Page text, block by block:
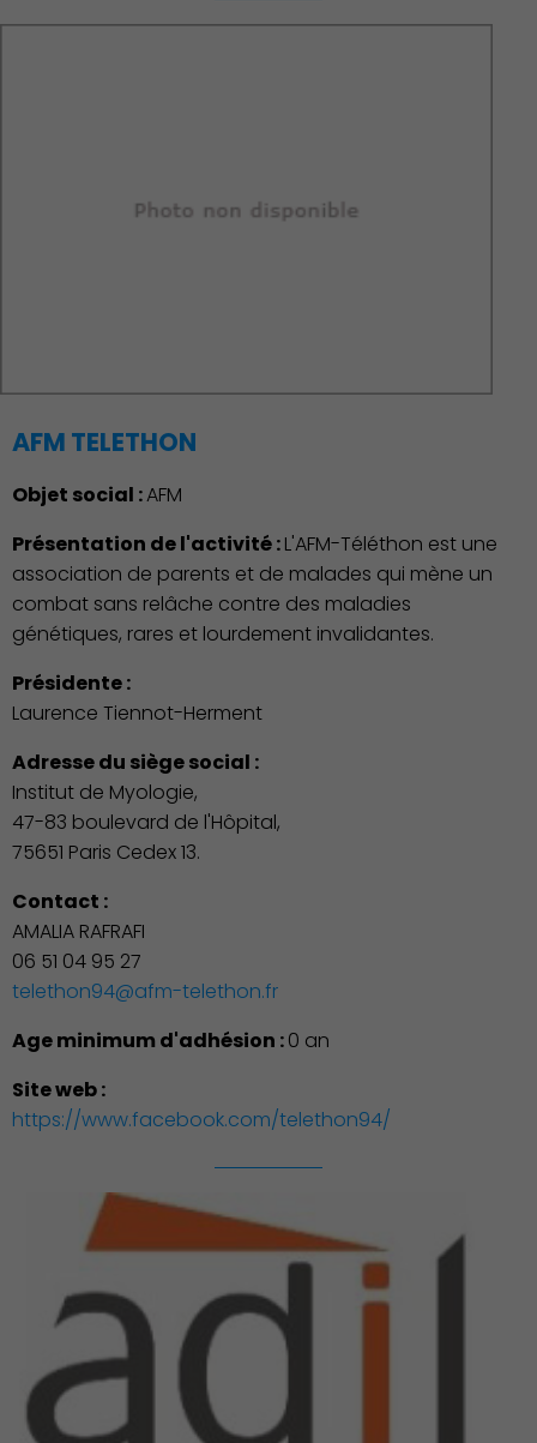
Découvrir Charenton
Démocratie locale
AFM TELETHON
Objet social :AFM
Présentation de l'activité :L'AFM-Téléthon est une
association de parents et de malades qui mène un
combat sans relâche contre des maladies
génétiques, rares et lourdement invalidantes.
Présidente :
Laurence Tiennot-Herment
Adresse du siège social :
Institut de Myologie,
47-83 boulevard de l'Hôpital,
75651 Paris Cedex 13.
Contact :
AMALIA RAFRAFI
06 51 04 95 27
telethon94@afm-telethon.fr
Age minimum d'adhésion :0 an
Site web :
https://www.facebook.com/telethon94/